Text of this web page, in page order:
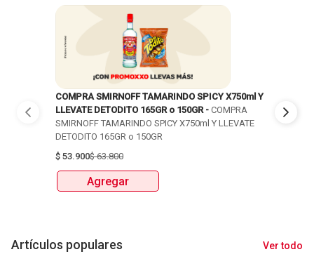
COMPRA SMIRNOFF TAMARINDO SPICY X750ml Y
LLEVATE DETODITO 165GR o 150GR - COMPRA
SMIRNOFF TAMARINDO SPICY X750ml Y LLEVATE
DETODITO 165GR o 150GR
$ 53.900$63.800
Agregar
Artículos populares Ver todo